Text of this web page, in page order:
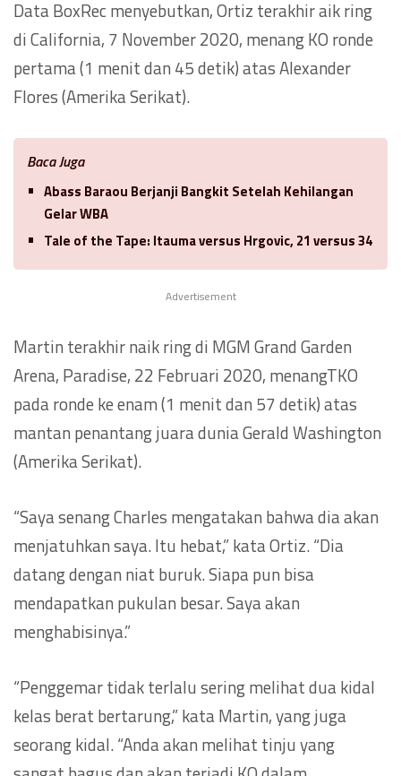
Data BoxRec menyebutkan, Ortiz terakhir aik ring
di California, 7 November 2020, menang KO ronde
pertama (1 menit dan 45 detik) atas Alexander
Flores (Amerika Serikat).
Baca Juga
Abass Baraou Berjanji Bangkit Setelah Kehilangan
Gelar WBA
Tale of the Tape: Itauma versus Hrgovic, 21 versus 34
Advertisement
Martin terakhir naik ring di MGM Grand Garden
Arena, Paradise, 22 Februari 2020, menangTKO
pada ronde ke enam (1 menit dan 57 detik) atas
mantan penantang juara dunia Gerald Washington
(Amerika Serikat).
“Saya senang Charles mengatakan bahwa dia akan
menjatuhkan saya. Itu hebat,” kata Ortiz. “Dia
datang dengan niat buruk. Siapa pun bisa
mendapatkan pukulan besar. Saya akan
menghabisinya.”
“Penggemar tidak terlalu sering melihat dua kidal
kelas berat bertarung,” kata Martin, yang juga
seorang kidal. “Anda akan melihat tinju yang